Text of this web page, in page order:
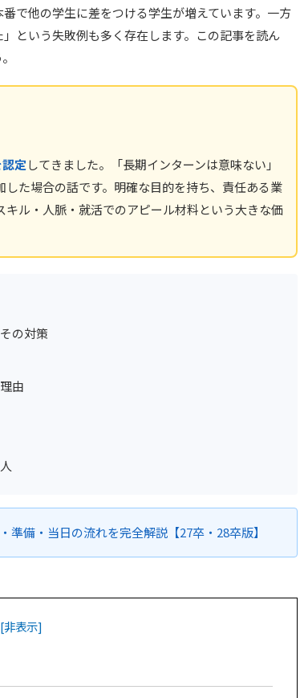
で他の学生に差をつける学生が増えています。一方
という失敗例も多く存在します。この記事を読ん
定してきました。「長期インターンは意味ない」
た場合の話です。明確な目的を持ち、責任ある業
ル・人脈・就活でのアピール材料という大きな価
の対策
由
準備・当日の流れを完全解説【27卒・28卒版】
[非表示]